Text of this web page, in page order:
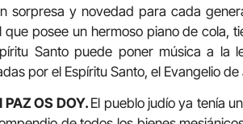
sorpresa y novedad para cada
que posee un hermoso piano de cola,
Santo puede poner música a la
por el Espíritu Santo, el Evangelio de
PAZ OS DOY.El pueblo judío ya tenía